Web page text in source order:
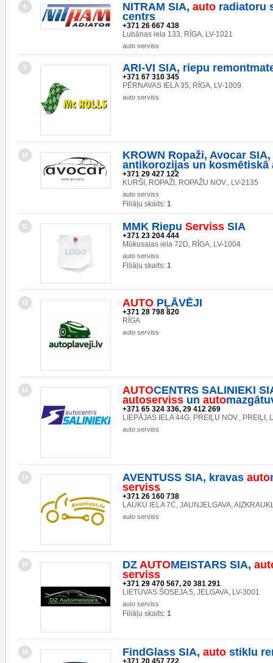
8 NITRAM SIA, auto radiatoru
centrs
+371 26 667 438
Lubānas iela 133, RĪGA, LV-1021
auto serviss
9 ARI-VI SIA, riepu
+371 67 310 345
PĒRNAVAS IELA 35, RĪGA, LV-1009
auto serviss
10
KROWN Ropaži, Avocar SIA,
antikorozijas un kosmētiskā
+371 29 427 122
KURŠI, ROPAŽI, ROPAŽU NOV., LV-2135
auto serviss
Filiāļu skaits: 1
11 MMK Riepu Serviss SIA
+371 23 204 444
Mūkusalas iela 72D, RĪGA, LV-1004
auto serviss
Filiāļu skaits: 1
12 AUTO PĻĀVĒJI
+371 28 798 820
RĪGA
auto serviss
13 AUTOCENTRS SALINIEKI
autoserviss un auto
+371 65 324 336, 29 412 269
LIEPĀJAS IELA 44G, PREIĻU NOV., PREIĻI,
auto serviss
14 AVENTUSS SIA, kravas auto
serviss
+371 26 160 738
LAUKU IELA 7C, JAUNJELGAVA,
auto serviss
15 DZ AUTOMEISTARS SIA,
serviss
+371 29 470 567, 20 381 291
LIETUVAS ŠOSEJA 5, JELGAVA, LV-3001
auto serviss
Filiāļu skaits: 1
16 FindGlass SIA, auto stiklu
+371 20 457 722